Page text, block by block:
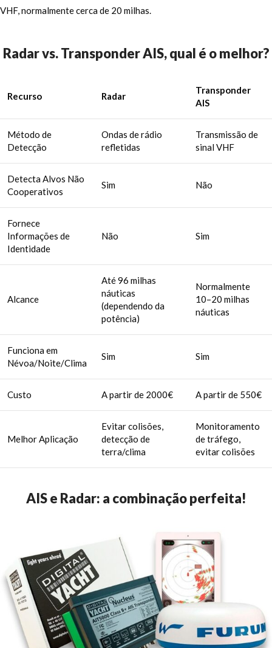
VHF, normalmente cerca de 20 milhas.
Radar vs. Transponder AIS, qual é o melhor?
Recurso Radar
Transponder
AIS
Método de
Detecção
Ondas de rádio
refletidas
Transmissão de
sinal VHF
Detecta Alvos Não
Cooperativos
Sim Não
Fornece
Informações de
Identidade
Não Sim
Alcance
Até 96 milhas
náuticas
(dependendo da
potência)
Normalmente
10–20 milhas
náuticas
Funciona em
Névoa/Noite/Clima
Sim Sim
Custo A partir de 2000€ A partir de 550€
Melhor Aplicação
Evitar colisões,
detecção de
terra/clima
Monitoramento
de tráfego,
evitar colisões
AIS e Radar: a combinação perfeita!